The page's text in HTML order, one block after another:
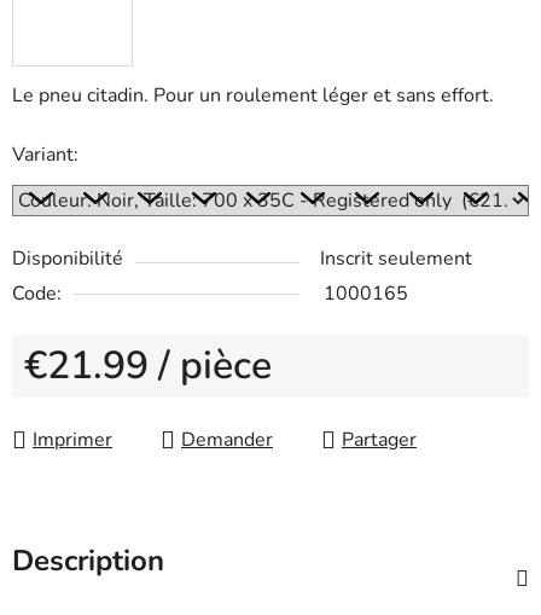
Le pneu citadin. Pour un roulement léger et sans effort.
Variant:
Disponibilité
Inscrit seulement
Code:
1000165
€21.99/ pièce
Imprimer
Demander Partager
Description